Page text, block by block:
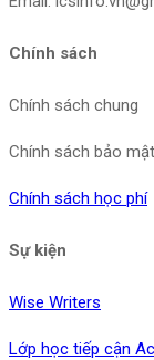
Chính sách
Chính sách chung
Chính sách bảo
Chính sách học phí
Sự kiện
Wise Writers
Lớp học tiếp cận